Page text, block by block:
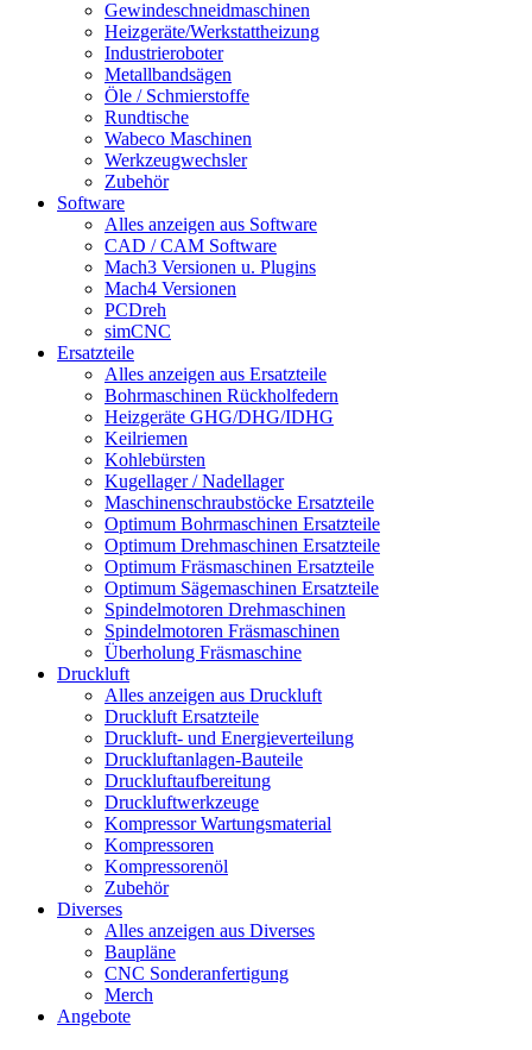
Gewindeschneidmaschinen
Heizgeräte/Werkstattheizung
Industrieroboter
Metallbandsägen
Öle / Schmierstoffe
Rundtische
Wabeco Maschinen
Werkzeugwechsler
Zubehör
Software
Alles anzeigen aus Software
CAD / CAM Software
Mach3 Versionen u. Plugins
Mach4 Versionen
PCDreh
simCNC
Ersatzteile
Alles anzeigen aus Ersatzteile
Bohrmaschinen Rückholfedern
Heizgeräte GHG/DHG/IDHG
Keilriemen
Kohlebürsten
Kugellager / Nadellager
Maschinenschraubstöcke Ersatzteile
Optimum Bohrmaschinen Ersatzteile
Optimum Drehmaschinen Ersatzteile
Optimum Fräsmaschinen Ersatzteile
Optimum Sägemaschinen Ersatzteile
Spindelmotoren Drehmaschinen
Spindelmotoren Fräsmaschinen
Überholung Fräsmaschine
Druckluft
Alles anzeigen aus Druckluft
Druckluft Ersatzteile
Druckluft- und Energieverteilung
Druckluftanlagen-Bauteile
Druckluftaufbereitung
Druckluftwerkzeuge
Kompressor Wartungsmaterial
Kompressoren
Kompressorenöl
Zubehör
Diverses
Alles anzeigen aus Diverses
Baupläne
CNC Sonderanfertigung
Merch
Angebote